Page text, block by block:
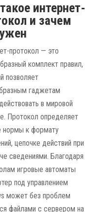
интернет-
и зачем
протокол — это
комплект правил,
позволяет
гаджетам
в мировой
Протокол определяет
нормы к формату
цепочке действий при
сведениями. Благодаря
игровые автоматы
под управлением
может без проблем
файлами с сервером на